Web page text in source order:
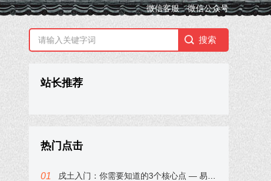
微信客服 微信公众号
站长推荐
热门点击
戌土入门：你需要知道的3个核心点 — 易小梦